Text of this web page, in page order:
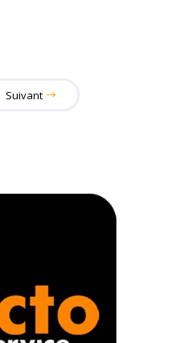
Suivant